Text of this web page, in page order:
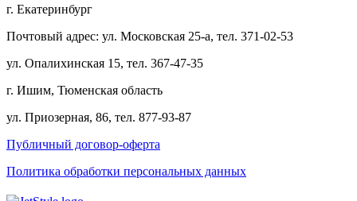
г. Екатеринбург
Почтовый адрес: ул. Московская 25-а, тел. 371-02-53
ул. Опалихинская 15, тел. 367-47-35
г. Ишим, Тюменская область
ул. Приозерная, 86, тел. 877-93-87
Публичный договор-оферта
Политика обработки персональных данных